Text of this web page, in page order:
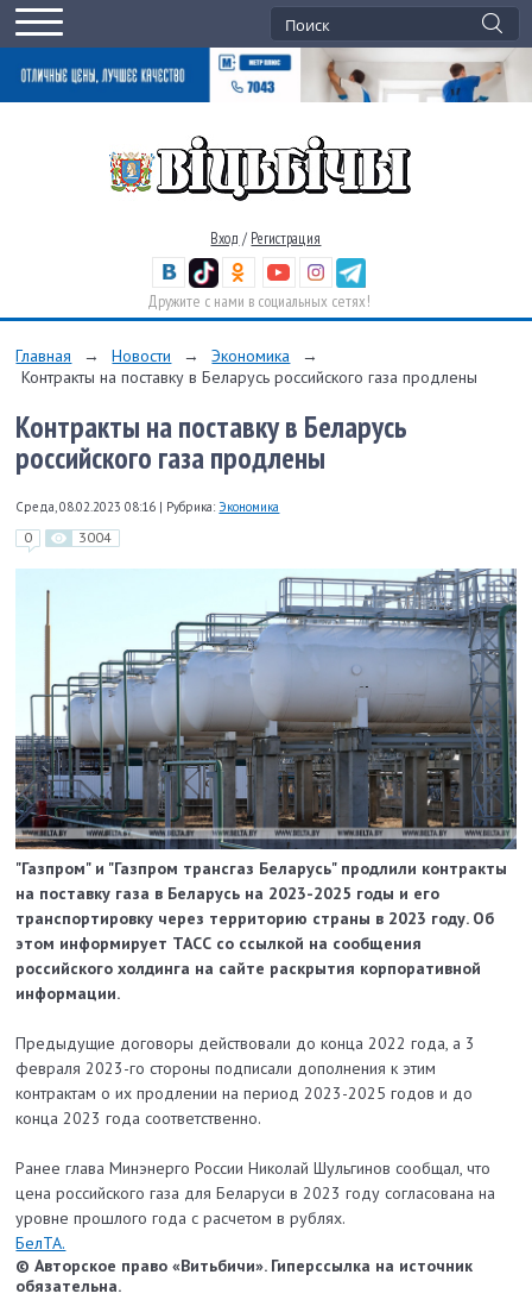
Вход / Регистрация
Дружите с нами в социальных сетях!
Главная → Новости → Экономика
→
Контракты на поставку в Беларусь российского газа продлены
Контракты на поставку в Беларусь
российского газа продлены
Среда, 08.02.2023 08:16 | Рубрика: Экономика
0 3004
"Газпром" и "Газпром трансгаз Беларусь" продлили контракты
на поставку газа в Беларусь на 2023-2025 годы и его
транспортировку через территорию страны в 2023 году. Об
этом информирует ТАСС со ссылкой на сообщения
российского холдинга на сайте раскрытия корпоративной
информации.
Предыдущие договоры действовали до конца 2022 года, а 3
февраля 2023-го стороны подписали дополнения к этим
контрактам о их продлении на период 2023-2025 годов и до
конца 2023 года соответственно.
Ранее глава Минэнерго России Николай Шульгинов сообщал, что
цена российского газа для Беларуси в 2023 году согласована на
уровне прошлого года с расчетом в рублях.
БелТА.
© Авторское право «Витьбичи». Гиперссылка на источник
обязательна.